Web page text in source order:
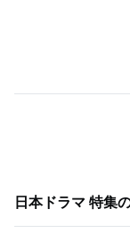
日本ドラマ 特集